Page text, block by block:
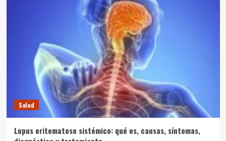
Salud
Lupus eritematoso sistémico: qué es, causas, síntomas,